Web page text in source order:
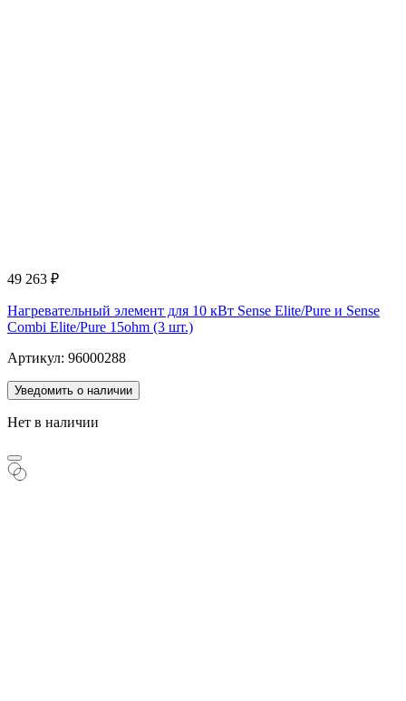
49 263 ₽
Нагревательный элемент для 10 кВт Sense Elite/Pure и Sense
Combi Elite/Pure 15ohm (3 шт.)
Артикул: 96000288
Уведомить о наличии
Нет в наличии